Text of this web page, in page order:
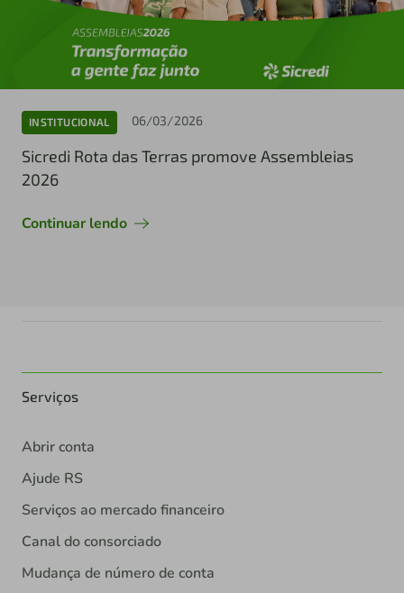
INSTITUCIONAL 06/03/2026
Sicredi Rota das Terras promove Assembleias
2026
Continuar lendo
Serviços
Abrir conta
Ajude RS
Serviços ao mercado financeiro
Canal do consorciado
Mudança de número de conta